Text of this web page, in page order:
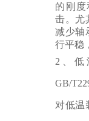
的刚
击。尤
减少轴
行平稳，
2
低
GB/
对低温